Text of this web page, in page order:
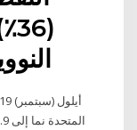
النووية (11٪)